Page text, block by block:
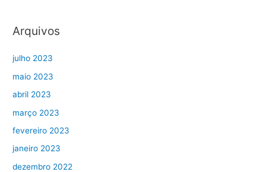
Arquivos
julho 2023
maio 2023
abril 2023
março 2023
fevereiro 2023
janeiro 2023
dezembro 2022